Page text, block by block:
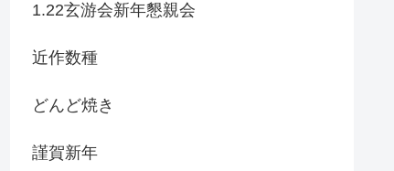
1.22玄游会新年懇親会
近作数種
どんど焼き
謹賀新年